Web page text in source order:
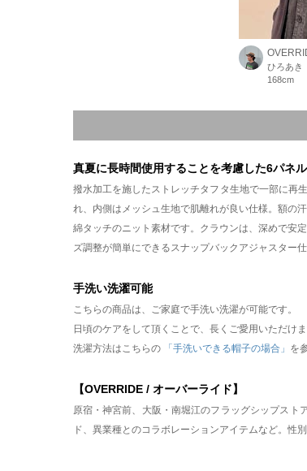
ひろあき
168cm
真夏に長時間使用することを考慮した6パネ
撥水加工を施したストレッチタフタ生地で一部に再
れ、内側はメッシュ生地で肌離れが良い仕様。額の
綿タッチのニット素材です。クラウンは、深めで安
ズ調整が簡単にできるスナップバックアジャスター
手洗い洗濯可能
こちらの商品は、ご家庭で手洗い洗濯が可能です。
日頃のケアをして頂くことで、長くご愛用いただけま
洗濯方法はこちらの
「手洗いできる帽子の場合」 を
【OVERRIDE / オーバーライド】
原宿・神宮前、大阪・南堀江のフラッグシップス
ド、異業種とのコラボレーションアイテムなど。性